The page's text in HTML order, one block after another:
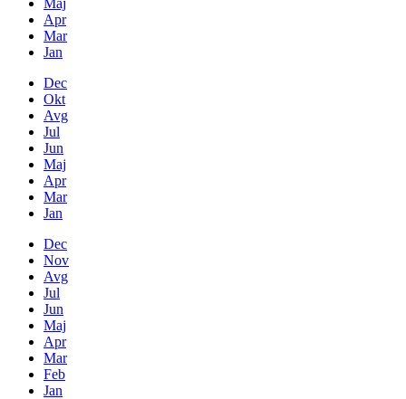
Apr
Mar
Jan
Dec
Okt
Avg
Jul
Jun
Maj
Apr
Mar
Jan
Dec
Nov
Avg
Jul
Jun
Maj
Apr
Mar
Feb
Jan